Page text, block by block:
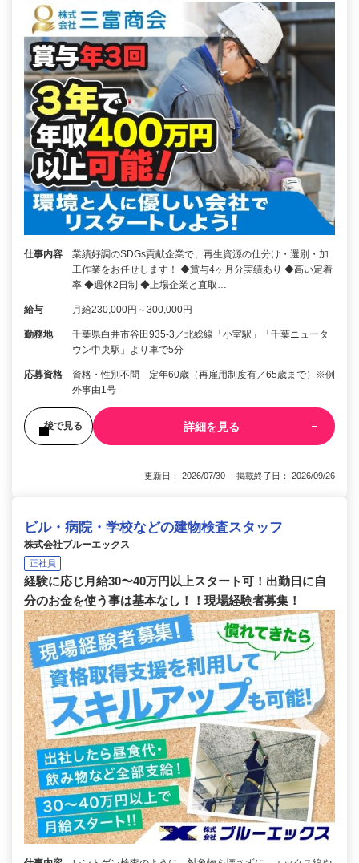
仕事内容
業績好調のSDGs貢献企業で、再生資源の仕分け・選別・加
工作業をお任せします！ ◆賞与4ヶ月分実績あり ◆高い定着
率 ◆週休2日制 ◆上場企業と直取…
給与 月給230,000円～300,000円
勤務地
千葉県白井市谷田935-3／北総線「小室駅」「千葉ニュータ
ウン中央駅」より車で5分
応募資格
資格・性別不問 定年60歳（再雇用制度有／65歳まで）※例
外事由1号
後で見る 詳細を見る
更新日： 2026/07/30 掲載終了日： 2026/09/26
ビル・病院・学校などの建物検査スタッフ
株式会社ブルーエックス
正社員
経験に応じ月給30〜40万円以上スタート可！出勤日に自
分のお金を使う事は基本なし！！現場経験者募集！